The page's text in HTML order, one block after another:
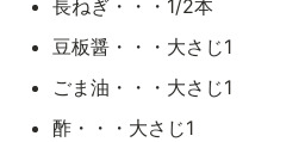
長ねぎ・・・1/2本
豆板醤・・・大さじ1
ごま油・・・大さじ1
酢・・・大さじ1